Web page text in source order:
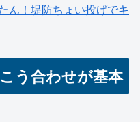
ん！堤防ちょい投げでキ
う合わせが基本